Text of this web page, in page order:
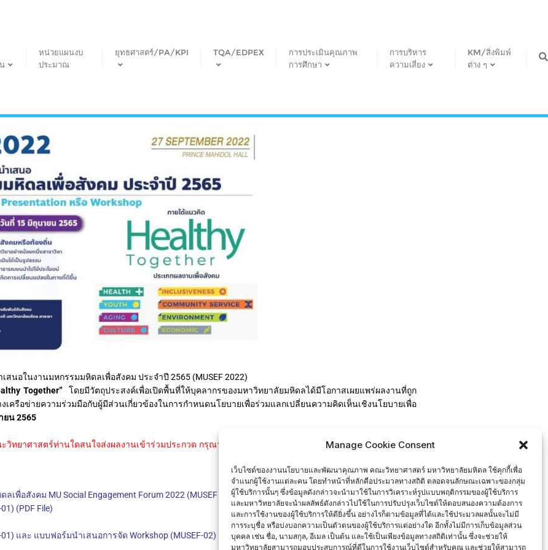
Manage Cookie Consent
เว็บไซต์ของงานนโยบายและพัฒนาคุณภาพ คณะวิทยาศาสตร์ มหาวิทยาลัยมหิดล ใช้คุกกี้เพื่อ
จำแนกผู้ใช้งานแต่ละคน โดยทำหน้าที่หลักคือประมวลทางสถิติ ตลอดจนลักษณะเฉพาะของกลุ่ม
ผู้ใช้บริการนั้นๆ ซึ่งข้อมูลดังกล่าวจะนำมาใช้ในการวิเคราะห์รูปแบบพฤติกรรมของผู้ใช้บริการ
และมหาวิทยาลัยจะนำผลลัพธ์ดังกล่าวไปใช้ในการปรับปรุงเว็บไซต์ให้ตอบสนองความต้องการ
และการใช้งานของผู้ใช้บริการให้ดียิ่งขึ้น อย่างไรก็ตามข้อมูลที่ได้และใช้ประมวลผลนั้นจะไม่มี
การระบุชื่อ หรือบ่งบอกความเป็นตัวตนของผู้ใช้บริการแต่อย่างใด อีกทั้งไม่มีการเก็บข้อมูลส่วน
บุคคล เช่น ชื่อ, นามสกุล, อีเมล เป็นต้น และใช้เป็นเพียงข้อมูลทางสถิติเท่านั้น ซึ่งจะช่วยให้
มหาวิทยาลัยสามารถมอบประสบการณ์ที่ดีในการใช้งานเว็บไซต์สำหรับคุณ และช่วยให้สามารถ
หน่วยแผนงบ
ประมาณ
ยุทธศาสตร์/PA/KPI TQA/EDPEX
การประเมินคุณภาพ
การศึกษา
การบริหาร
ความเสี่ยง
KM/สิ่งพิมพ์
ต่าง ๆ
อในงานมหกรรมมหิดลเพื่อสังคม ประจำปี 2565 (MUSEF 2022)
Together”โดยมีวัตถุประสงค์เพื่อเปิดพื้นที่ให้บุคลากรของมหาวิทยาลัยมหิดลได้มีโอกาสเผยแพร่ผลงานที่ถูก
ข่ายความร่วมมือกับผู้มีส่วนเกี่ยวข้องในการกำหนดนโยบายเพื่อร่วมแลกเปลี่ยนความคิดเห็นเชิงนโยบายเพื่อ
ยน 2565
วิทยาศาสตร์ท่านใดสนใจส่งผลงานเข้าร่วมประกวด กรุณาติดต่องานนโยบายและพัฒนาคุณภาพ เพื่อดำเนินงาน
อสังคม MU Social Engagement Forum 2022 (MUSEF 2022)”
(PDF File)
และ แบบฟอร์มนำเสนอการจัด Workshop (MUSEF-02) (Word File)